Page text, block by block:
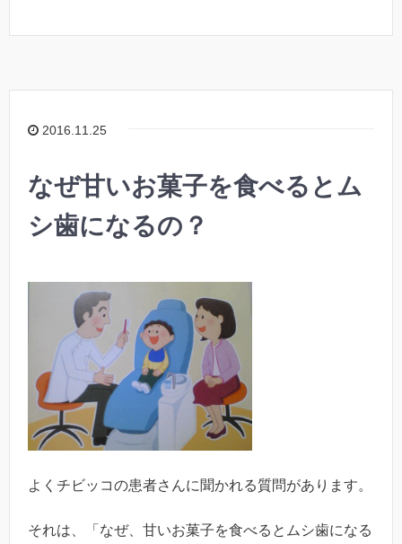
2016.11.25
なぜ甘いお菓子を食べるとム
シ歯になるの？
よくチビッコの患者さんに聞かれる質問があります。
それは、「なぜ、甘いお菓子を食べるとムシ歯になる